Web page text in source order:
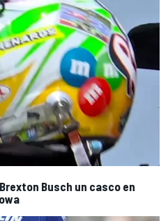
Busch un casco en